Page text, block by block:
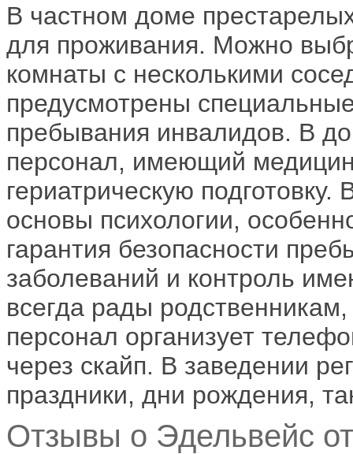
В частном доме
для проживания. Можно
комнаты с несколькими
предусмотрены
пребывания инвалидов. В
персонал, имеющий
гериатрическую
основы психологии,
гарантия безопасности
заболеваний и контроль
всегда рады
персонал организует
через скайп. В заведении
праздники, дни рождения,
Отзывы о Эдельвейс